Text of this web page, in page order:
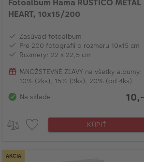
HEART, 10x15/200
Zasúvací fotoalbum
Pre 200 fotografií o rozmeru 10x15 cm
Rozmery: 22 x 22,5 cm
MNOŽSTEVNÉ ZĽAVY na všetky albumy:
10% (2ks), 15% (3ks), 20% (od 4ks)
Na sklade
10,-
KÚPIŤ
AKCIA